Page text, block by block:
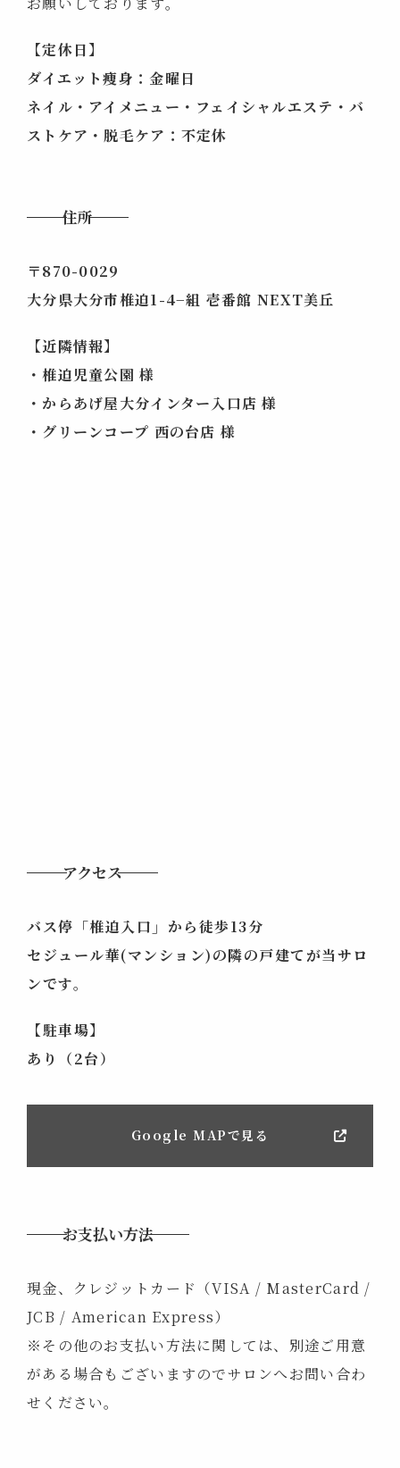
【定休日】
ダイエット痩身：金曜日
ネイル・アイメニュー・フェイシャルエステ・バ
ストケア・脱毛ケア：不定休
住所
〒870-0029
大分県大分市椎迫1-4−組 壱番館 NEXT美丘
【近隣情報】
・椎迫児童公園 様
・からあげ屋大分インター入口店 様
・グリーンコープ 西の台店 様
アクセス
バス停「椎迫入口」から徒歩13分
セジュール華(マンション)の隣の戸建てが当サロ
ンです。
【駐車場】
あり（2台）
Google MAPで見る
お支払い方法
現金、クレジットカード（VISA / MasterCard /
JCB / American Express）
※その他のお支払い方法に関しては、別途ご用意
がある場合もございますのでサロンへお問い合わ
せください。